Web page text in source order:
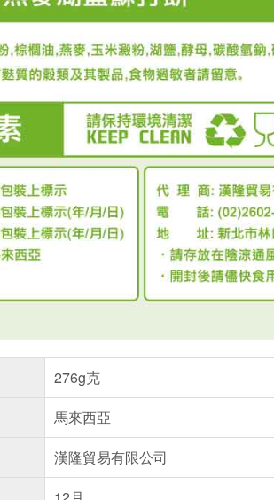
276g克
馬來西亞
漢隆貿易有限公司